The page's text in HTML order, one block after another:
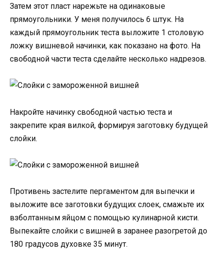
Затем этот пласт нарежьте на одинаковые
прямоугольники. У меня получилось 6 штук. На
каждый прямоугольник теста выложите 1 столовую
ложку вишневой начинки, как показано на фото. На
свободной части теста сделайте несколько надрезов.
Накройте начинку свободной частью теста и
закрепите края вилкой, формируя заготовку будущей
слойки.
Противень застелите пергаментом для выпечки и
выложите все заготовки будущих слоек, смажьте их
взболтанным яйцом с помощью кулинарной кисти.
Выпекайте слойки с вишней в заранее разогретой до
180 градусов духовке 35 минут.